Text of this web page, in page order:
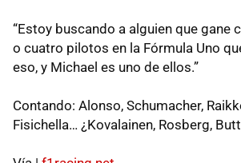
“Estoy buscando a alguien que gane
o cuatro pilotos en la Fórmula Uno
eso, y Michael es uno de ellos.”
Contando: Alonso, Schumacher,
Fisichella… ¿Kovalainen, Rosberg,